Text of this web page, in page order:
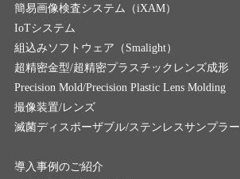
簡易画像検査システム（iXAM）
IoTシステム
組込みソフトウェア（Smalight）
超精密金型/超精密プラスチックレンズ成形
Precision Mold/Precision Plastic Lens Molding
撮像装置/レンズ
滅菌ディスポーザブル/ステンレスサンプラー
導入事例のご紹介